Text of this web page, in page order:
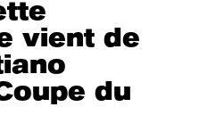
vient de
du